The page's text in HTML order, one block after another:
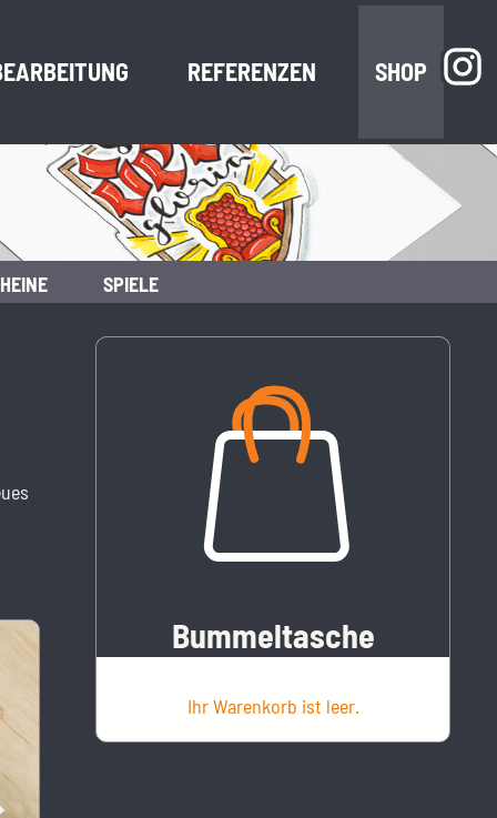
REFERENZEN SHOP
SPIELE
Bummeltasche
Ihr Warenkorb ist leer.